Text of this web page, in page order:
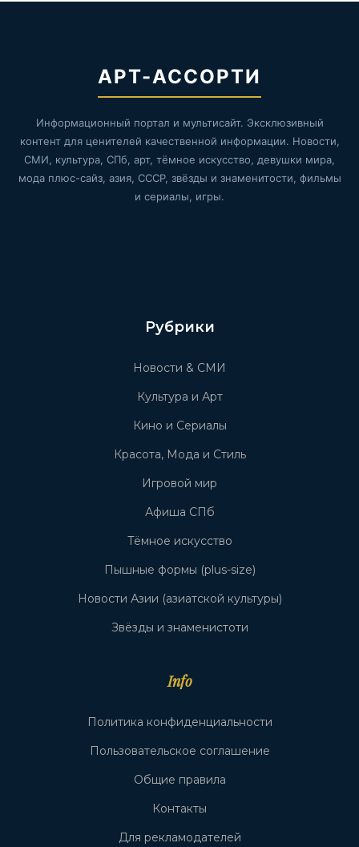
АРТ-АССОРТИ
Информационный портал и мультисайт. Эксклюзивный
контент для ценителей качественной информации. Новости,
СМИ, культура, СПб, арт, тёмное искусство, девушки мира,
мода плюс-сайз, азия, СССР, звёзды и знаменитости, фильмы
и сериалы, игры.
Рубрики
Новости & СМИ
Культура и Арт
Кино и Сериалы
Красота, Мода и Стиль
Игровой мир
Афиша СПб
Тёмное искусство
Пышные формы (plus-size)
Новости Азии (азиатской культуры)
Звёзды и знаменистоти
Info
Политика конфиденциальности
Пользовательское соглашение
Общие правила
Контакты
Для рекламодателей